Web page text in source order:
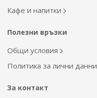
Кафе и напитки
Полезни връзки
Общи условия
Политика за лични данни
За контакт